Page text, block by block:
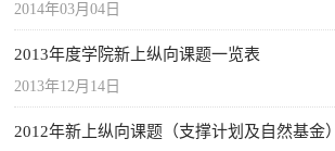
2014年03月04日
2013年度学院新上纵向课题一览表
2013年12月14日
2012年新上纵向课题（支撑计划及自然基金）